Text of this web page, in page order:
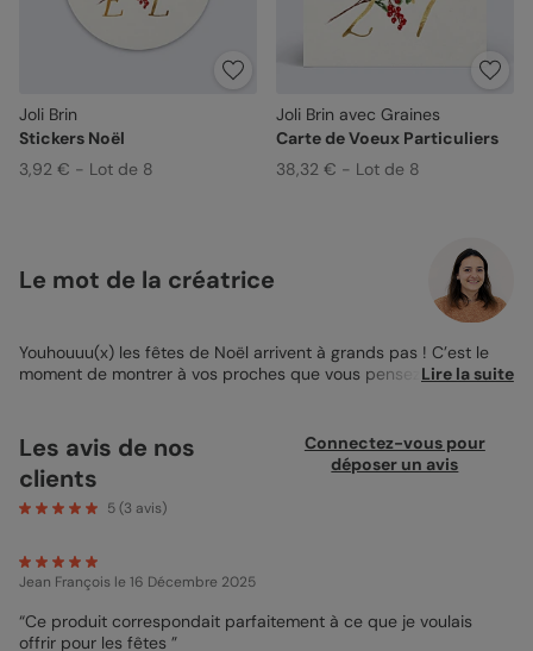
Joli Brin
Stickers Noël
3,92 € - Lot de 8
Joli Brin avec Graines
Carte de Voeux Particuliers
38,32 € - Lot de 8
Le mot de la créatrice
Youhouuu(x) les fêtes de Noël arrivent à grands pas ! C’est le
moment de montrer à vos proches que vous pensez à eux !
amis ou votre famille. Son format 14x14cm plié vous permet
d’insérer une photo à l’intérieur de votre Carte de Noël, qui sera
bien sûr sublimée par des petites branches de sapin pour
rester dans le thème de Noël. Ce sera l’occasion de partager
photo de vos enfants ! En face, un espace est disponible afin
que vous puissiez écrire un petit mot à votre entourage.
leur vos meilleurs vœux. On sait qu’il est parfois difficile de
Lire la suite
Les avis de nos
clients
5(3 avis)
Connectez-vous pour
déposer un avis
Jean François le 16 Décembre 2025
“Ce produit correspondait parfaitement à ce que je voulais
offrir pour les fêtes ”